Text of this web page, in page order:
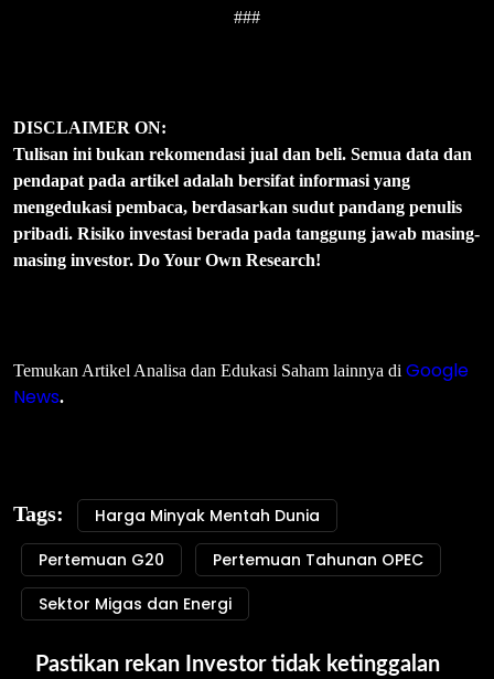
###
DISCLAIMER ON:
Tulisan ini bukan rekomendasi jual dan beli. Semua data dan
pendapat pada artikel adalah bersifat informasi yang
mengedukasi pembaca, berdasarkan sudut pandang penulis
pribadi. Risiko investasi berada pada tanggung jawab masing-
masing investor. Do Your Own Research!
Temukan Artikel Analisa dan Edukasi Saham lainnya di Google
News.
Tags:
Harga Minyak Mentah Dunia
Pertemuan G20
Pertemuan Tahunan OPEC
Sektor Migas dan Energi
Pastikan rekan Investor tidak ketinggalan